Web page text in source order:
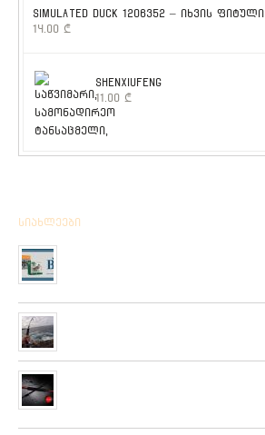
SIMULATED DUCK 1206352 – იხვის ფიტული
14.00 ₾
SHENXIUFENG
11.00 ₾
სიახლეები